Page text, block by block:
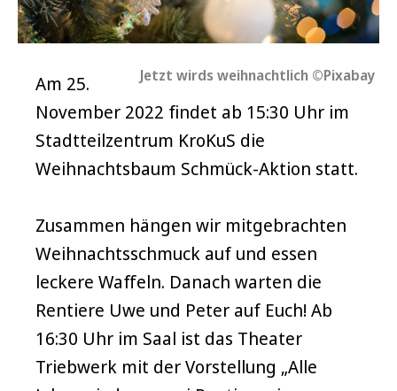
Jetzt wirds weihnachtlich ©Pixabay
Am 25.
November 2022 findet ab 15:30 Uhr im
Stadtteilzentrum KroKuS die
Weihnachtsbaum Schmück-Aktion statt.
Zusammen hängen wir mitgebrachten
Weihnachtsschmuck auf und essen
leckere Waffeln. Danach warten die
Rentiere Uwe und Peter auf Euch! Ab
16:30 Uhr im Saal ist das Theater
Triebwerk mit der Vorstellung „Alle